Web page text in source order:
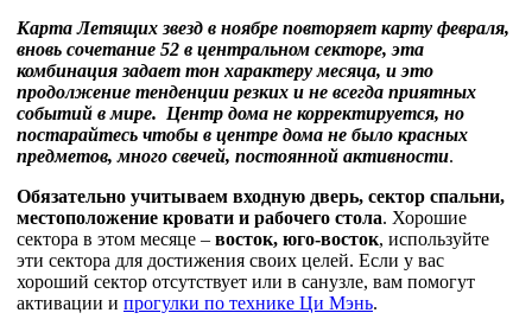
Карта Летящих звезд в ноябре повторяет карту февраля,
вновь сочетание 52 в центральном секторе, эта
комбинация задает тон характеру месяца, и это
продолжение тенденции резких и не всегда приятных
событий в мире. Центр дома не корректируется, но
постарайтесь чтобы в центре дома не было красных
предметов, много свечей, постоянной активности.
Обязательно учитываем входную дверь, сектор спальни,
местоположение кровати и рабочего стола. Хорошие
сектора в этом месяце – восток, юго-восток, используйте
эти сектора для достижения своих целей. Если у вас
хороший сектор отсутствует или в санузле, вам помогут
активации и прогулки по технике Ци Мэнь.